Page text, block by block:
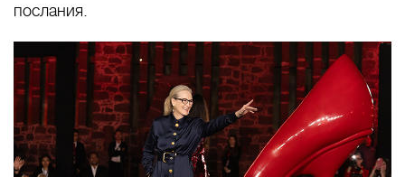
послания.